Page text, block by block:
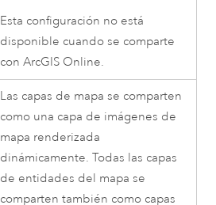
Esta configuración no está
disponible cuando se comparte
conArcGIS Online.
Las capas de mapa se comparten
como una capa de imágenes de
mapa renderizada
dinámicamente. Todas las capas
de entidades del mapa se
comparten también como capas